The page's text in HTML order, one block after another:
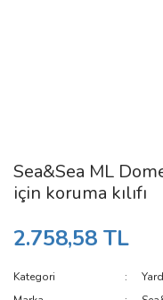
Sea&Sea ML
için koruma kılıfı
2.758,58 TL
Kategori